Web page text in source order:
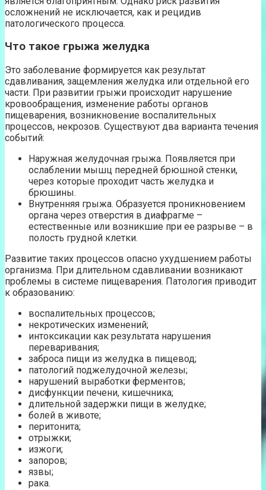
осложнений не исключается, как и рецидив
патологического процесса.
Что такое грыжа желудка
Это заболевание формируется как результат
сдавливания, защемления желудка или отдельной его
части. При развитии грыжи происходит нарушение
кровообращения, изменение работы органов
пищеварения, возникновение воспалительных
процессов, некрозов. Существуют два варианта течения
событий:
Наружная желудочная грыжа. Появляется при
ослаблении мышц передней брюшной стенки,
через которые проходит часть желудка и
брюшины.
Внутренняя грыжа. Образуется проникновением
органа через отверстия в диафрагме –
естественные или возникшие при ее разрыве – в
полость грудной клетки.
Развитие таких процессов опасно ухудшением работы
организма. При длительном сдавливании возникают
проблемы в системе пищеварения. Патология приводит
к образованию:
воспалительных процессов;
некротических изменений;
интоксикации как результата нарушения
переваривания;
заброса пищи из желудка в пищевод;
патологий поджелудочной железы;
нарушений выработки ферментов;
дисфункции печени, кишечника;
длительной задержки пищи в желудке;
болей в животе;
перитонита;
отрыжки;
изжоги;
запоров;
язвы;
рака.